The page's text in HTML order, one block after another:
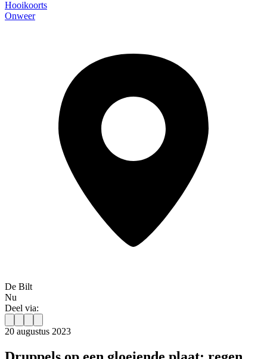
Hooikoorts
Onweer
De Bilt
Nu
Deel via:
20 augustus 2023